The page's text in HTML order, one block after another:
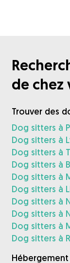
de chez
Trouver des
Dog sitters à
Dog sitters à
Dog sitters à
Dog sitters à
Dog sitters à
Dog sitters à
Dog sitters à
Dog sitters à
Dog sitters à
Dog sitters à
Hébergement